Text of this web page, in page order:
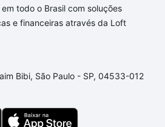
todo o Brasil com soluções
e financeiras através da Loft
Bibi, São Paulo - SP, 04533-012